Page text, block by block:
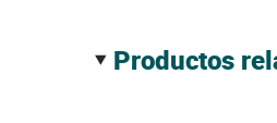
productos